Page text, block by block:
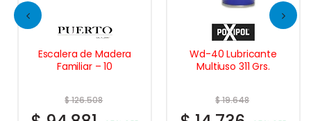
Escalera de Madera
Familiar – 10
$126.508
Wd-40 Lubricante
Multiuso 311 Grs.
$19.648